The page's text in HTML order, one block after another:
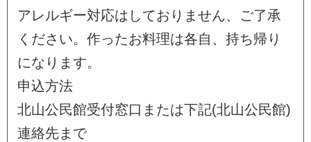
アレルギー対応は してお り ま せん、 ご了承
く ださ い。 作ったお料理は各自 、 持ち帰 り
にな り ま す。
申込方法
北山公民館受付窓口 ま たは下記(北山公民館)
連絡先ま で